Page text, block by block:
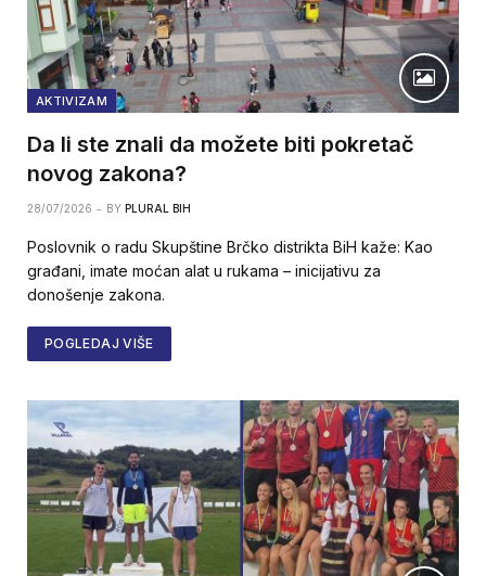
AKTIVIZAM
Da li ste znali da možete biti pokretač
novog zakona?
28/07/2026 BY PLURAL BIH
Poslovnik o radu Skupštine Brčko distrikta BiH kaže: Kao
građani, imate moćan alat u rukama – inicijativu za
donošenje zakona.
POGLEDAJ VIŠE